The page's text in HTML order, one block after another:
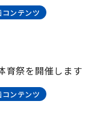
コンテンツ
祭を開催します
コンテンツ